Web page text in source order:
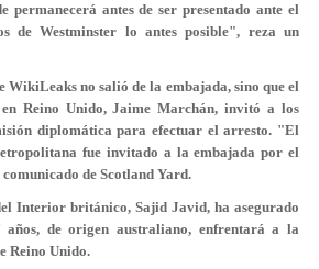
permanecerá antes de ser presentado ante el
de Westminster lo antes posible", reza un
WikiLeaks no salió de la embajada, sino que el
Reino Unido, Jaime Marchán,invitó a los
diplomática para efectuar el arresto. "El
fue invitado a la embajada por el
de Scotland Yard.
Interior británico, Sajid Javid, ha asegurado
de origen australiano, enfrentará a la
Reino Unido.